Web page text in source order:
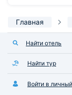
Главная
Найти отель
Найти тур
Войти в